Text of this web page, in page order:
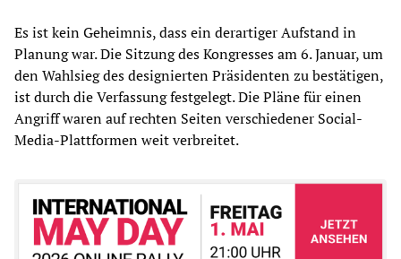
Es ist kein Geheimnis, dass ein derartiger Aufstand in
Planung war. Die Sitzung des Kongresses am 6. Januar, um
den Wahlsieg des designierten Präsidenten zu bestätigen,
ist durch die Verfassung festgelegt. Die Pläne für einen
Angriff waren auf rechten Seiten verschiedener Social-
Media-Plattformen weit verbreitet.